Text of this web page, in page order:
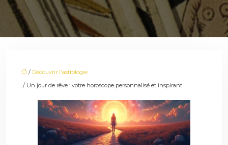
/ Découvrir l'astrologie
/ Un jour de rêve : votre horoscope personnalisé et inspirant